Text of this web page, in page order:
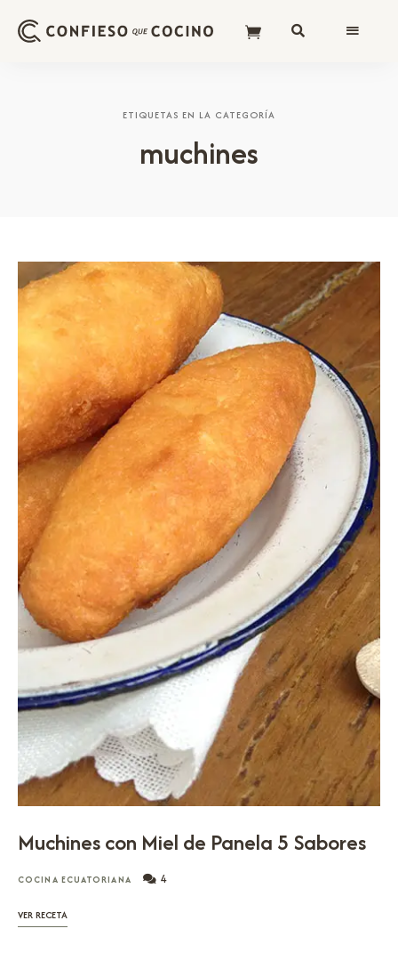
ETIQUETAS EN LA CATEGORÍA
muchines
Muchines con Miel de Panela 5 Sabores
COCINA ECUATORIANA 4
VER RECETA